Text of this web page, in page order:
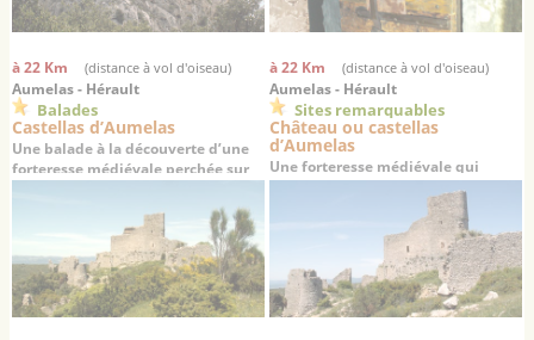
à 22 Km (distance à vol d'oiseau)
Aumelas - Hérault
Balades
Castellas d’Aumelas
Une balade à la découverte d’une
forteresse médiévale perchée sur
à 22 Km (distance à vol d'oiseau)
Aumelas - Hérault
Sites remarquables
Château ou castellas
d’Aumelas
Une forteresse médiévale qui
veille depuis 1000 ans sur la plaine
du haut de son éperon rocheux